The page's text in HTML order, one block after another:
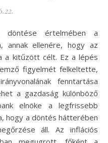
annak ellenére, hogy az
a kitűzött célt. Ez a lépés
figyelmét felkeltette,
fenntartása
a gazdaság különböző
elnöke a legfrissebb
hogy a döntés hátterében
áll. Az inflációs